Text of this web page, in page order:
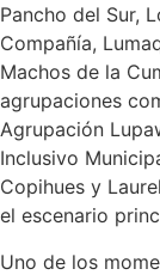
Pancho del Sur,
Compañía,
Machos de la
agrupaciones
Agrupación
Inclusivo
Copihues y
el escenario
Uno de los